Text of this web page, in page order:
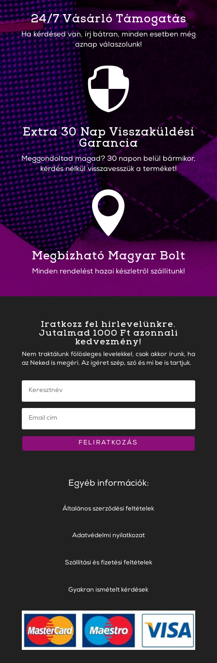
24/7 Vásárló Támogatás
Ha kérdésed van, írj bátran, minden esetben még
aznap válaszolunk!

Extra 30 Nap Visszaküldési
Garancia
Meggondoltad magad? 30 napon belül bármikor,
kérdés nélkül visszavesszük a terméket!

Megbízható Magyar Bolt
Minden rendelést hazai készletről szállítunk!
Iratkozz fel hírlevelünkre.
Jutalmad 1000 Ft azonnali
kedvezmény!
Nem traktálunk fölösleges levelekkel, csak akkor írunk, ha
az Neked is megéri. Az igéret szép, szó és mi be is tartjuk.
FELIRATKOZÁS
Egyéb információk:
Általános szerződési feltételek
Adatvédelmi nyilatkozat
Szállítási és fizetési feltételek
Gyakran ismételt kérdések